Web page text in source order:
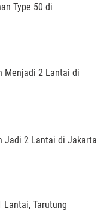
Type 50 di
Menjadi 2 Lantai di
Jadi 2 Lantai di Jakarta
Lantai, Tarutung